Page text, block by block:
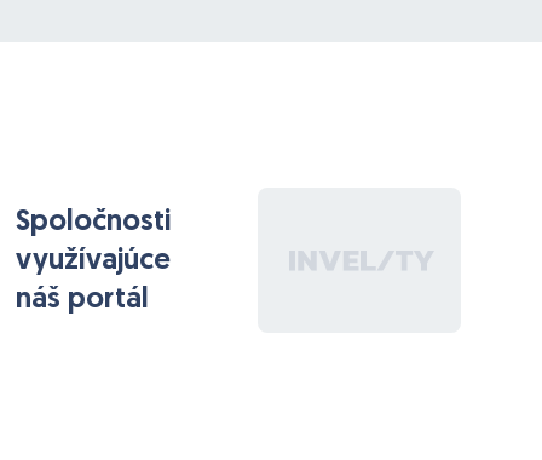
Spoločnosti
využívajúce
náš portál